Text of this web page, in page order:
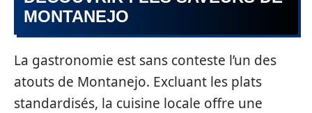
MONTANEJO
La gastronomie est sans conteste l’un des
atouts de Montanejo. Excluant les plats
standardisés, la cuisine locale offre une